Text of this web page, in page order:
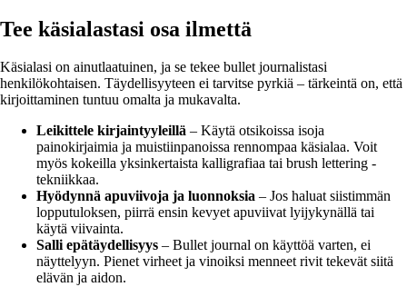
Tee käsialastasi osa ilmettä
Käsialasi on ainutlaatuinen, ja se tekee bullet journalistasi
henkilökohtaisen. Täydellisyyteen ei tarvitse pyrkiä – tärkeintä on, että
kirjoittaminen tuntuu omalta ja mukavalta.
Leikittele kirjaintyyleillä – Käytä otsikoissa isoja
painokirjaimia ja muistiinpanoissa rennompaa käsialaa. Voit
myös kokeilla yksinkertaista kalligrafiaa tai brush lettering -
tekniikkaa.
Hyödynnä apuviivoja ja luonnoksia – Jos haluat siistimmän
lopputuloksen, piirrä ensin kevyet apuviivat lyijykynällä tai
käytä viivainta.
Salli epätäydellisyys – Bullet journal on käyttöä varten, ei
näyttelyyn. Pienet virheet ja vinoiksi menneet rivit tekevät siitä
elävän ja aidon.